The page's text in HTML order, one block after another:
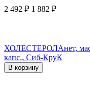
2 492 ₽ 1 882 ₽
ХОЛЕСТЕРОЛАнет,
капс., Сиб-КруК
В корзину